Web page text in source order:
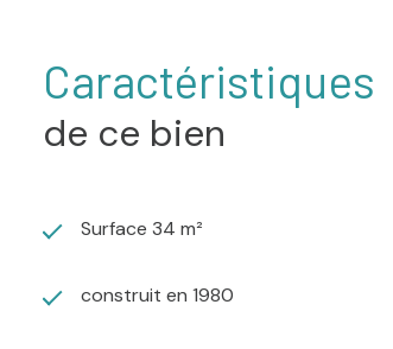
Caractéristiques
de ce bien
Surface 34 m²
construit en 1980